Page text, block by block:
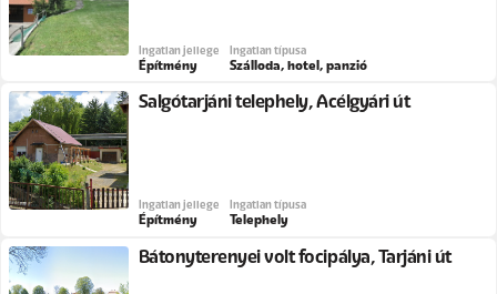
Ingatlan jellege
Építmény
Ingatlan típusa
Szálloda, hotel, panzió
Salgótarjáni telephely, Acélgyári út
Ingatlan jellege
Építmény
Ingatlan típusa
Telephely
Bátonyterenyei volt focipálya, Tarjáni út